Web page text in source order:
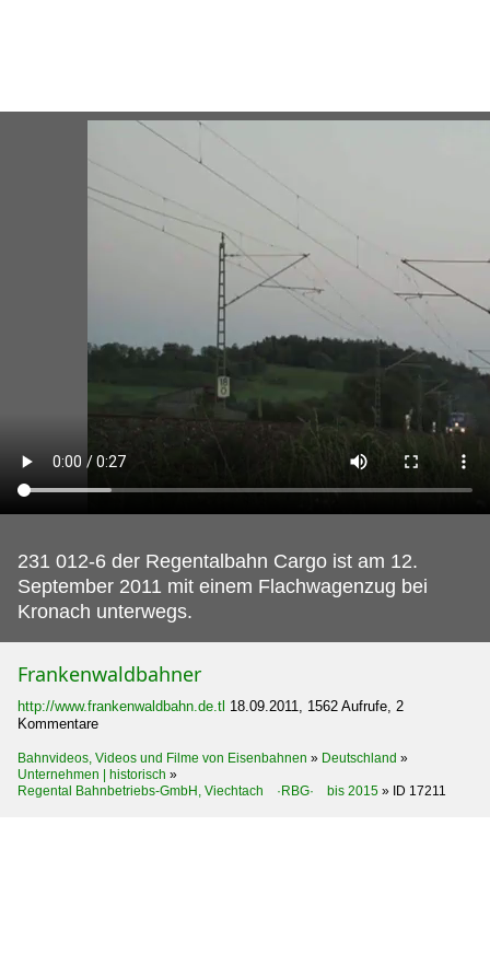
231 012-6 der Regentalbahn Cargo ist am 12.
September 2011 mit einem Flachwagenzug bei
Kronach unterwegs.
Frankenwaldbahner
http://www.frankenwaldbahn.de.tl 18.09.2011, 1562 Aufrufe, 2
Kommentare
Bahnvideos, Videos und Filme von Eisenbahnen » Deutschland »
Unternehmen | historisch »
Regental Bahnbetriebs-GmbH, Viechtach ·RBG· bis 2015 » ID 17211